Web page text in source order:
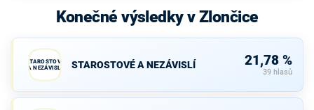
Konečné výsledky v Zlončice
STAROSTOVÉ
A NEZÁVISLÍ
STAROSTOVÉ A NEZÁVISLÍ 21,78 %
39 hlasů